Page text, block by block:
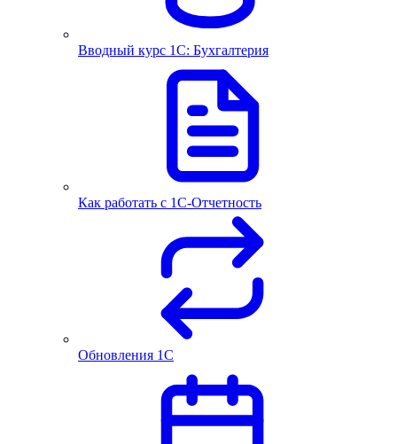
Вводный курс 1С: Бухгалтерия
Как работать с 1С‑Отчетность
Обновления 1С